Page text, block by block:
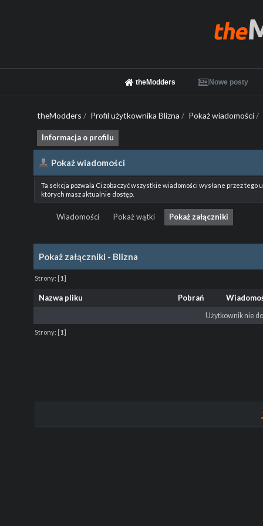
theModders Nowe posty
theModders / Profil użytkownika Blizna / Pokaż wiadomości/
Informacja o profilu
Pokaż wiadomości
Ta sekcja pozwala Ci zobaczyć wszystkie wiadomości wysłane przez
których masz aktualnie dostęp.
Wiadomości Pokaż wątki Pokaż załączniki
Pokaż załączniki - Blizna
Strony: [1]
Nazwa pliku Pobrań
Użytkownik nie
Strony: [1]